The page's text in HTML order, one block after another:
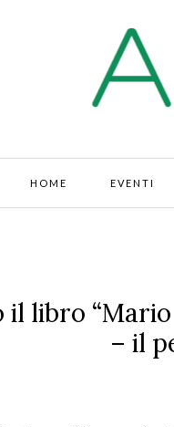
HOME EVENTI
il libro
– il